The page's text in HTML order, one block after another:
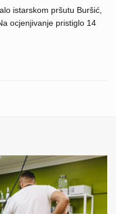
istarskom pršutu Buršić,
ocjenjivanje pristiglo 14